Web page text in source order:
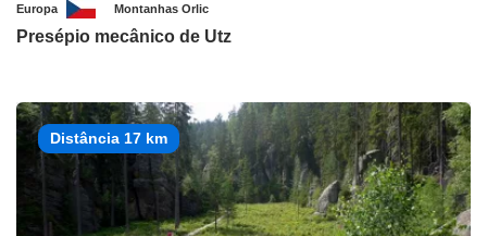
Europa Montanhas Orlic
Presépio mecânico de Utz
Distância 17 km